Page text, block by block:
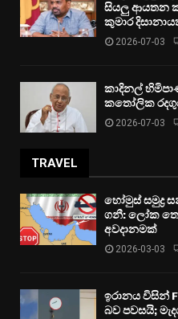
සියලු ආයතන
කුමාර
2026-07-03
කාදිනල්
කතෝලික
2026-07-03
TRAVEL
හෝමුස් සමුද්‍ර
ගනී: ලෝක
අවදානමක්
2026-03-03
ඉරානය විසින්
බව පවසයි;